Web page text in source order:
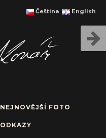
Čeština English
NEJNOVĚJŠÍ FOTO
ODKAZY